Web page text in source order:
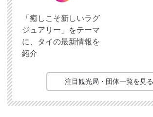
「癒しこそ新しいラグ
ジュアリー」をテーマ
に、タイの最新情報を
紹介
注目観光局・団体一覧を見る